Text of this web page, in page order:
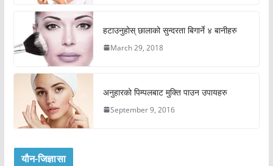
हटाउनुहोस् छालाको सुन्दरता बिगार्ने ४ बानीहरु
March 29, 2018
अनुहारको पिम्पलबाट मुक्ति पाउन उपायहरु
September 9, 2016
यौन-जिज्ञासा